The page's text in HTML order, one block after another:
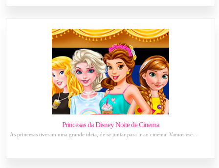
Princesas da Disney Noite de Cinema
As princesas tiveram uma grande ideia, de se juntar para ir ao cinema. Vamos esc...